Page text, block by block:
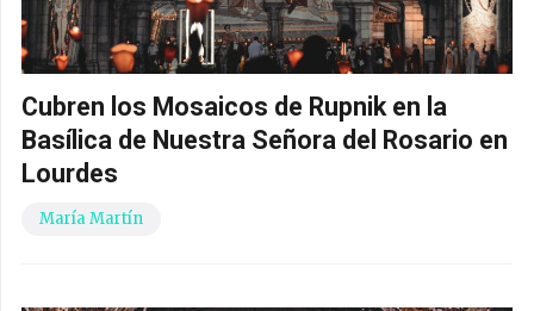
Cubren los Mosaicos de Rupnik en la
Basílica de Nuestra Señora del Rosario en
Lourdes
María Martín